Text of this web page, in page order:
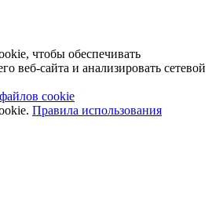
чтобы обеспечивать
веб-сайта и анализировать сетевой
cookie
Правила использования